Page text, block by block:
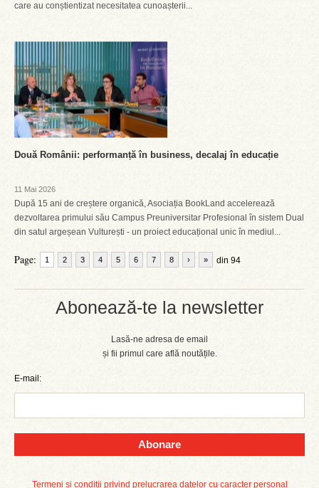
Abonează-te la newsletter
Lasă-ne adresa de email
și fii primul care află noutățile.
E-mail:
Abonare
Termeni și condiții privind prelucrarea datelor cu caracter personal
care au conștientizat necesitatea cunoașterii...
Două Românii: performanță în business, decalaj în educație
11 Mai 2026
După 15 ani de creștere organică, Asociația BookLand accelerează
dezvoltarea primului său Campus Preuniversitar Profesional în sistem Dual
din satul argeșean Vulturești - un proiect educațional unic în mediul...
Page: 1 2 3 4 5 6 7 8 din 94
› »